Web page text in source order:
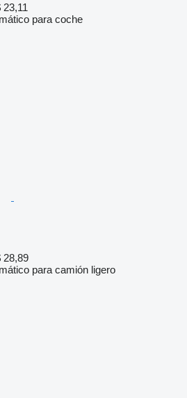
23,11
para coche
28,89
para camión ligero